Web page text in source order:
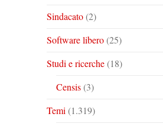
Sindacato(2)
Software libero(25)
Studi e ricerche(18)
Censis(3)
Temi (1.319)